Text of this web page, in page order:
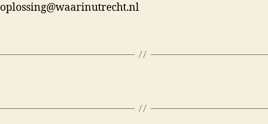
oplossing@waarinutrecht.nl